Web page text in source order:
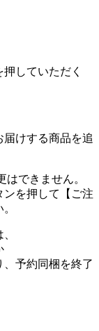
していただく
けする商品を追
できません。
ンを押して【ご注
、予約同梱を終了